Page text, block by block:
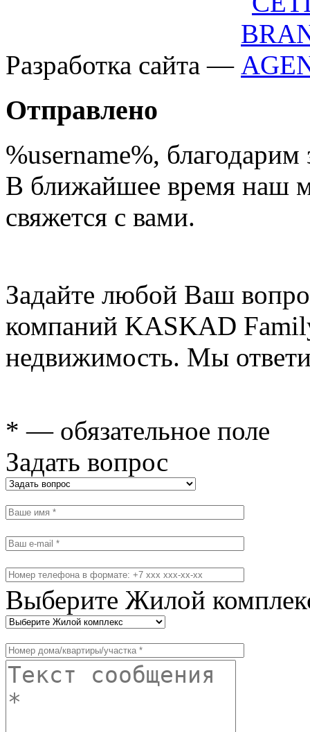
Разработка сайта —
Отправлено
%username%, благодарим
В ближайшее время наш
свяжется с вами.
Задайте любой Ваш
компаний KASKAD
недвижимость. Мы
* — обязательное поле
Задать вопрос
Выберите Жилой